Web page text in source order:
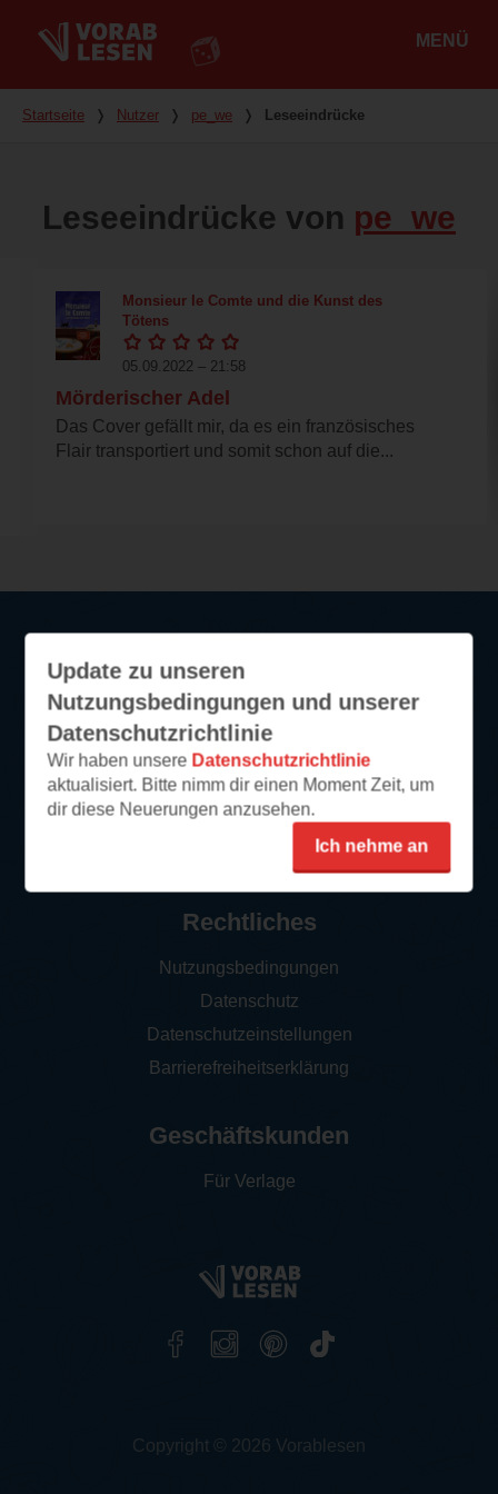
MENÜ
Du bist hier
Startseite ❭ Nutzer ❭ pe_we ❭ Leseeindrücke
Leseeindrücke von pe_we
Monsieur le Comte und die Kunst des
Tötens
05.09.2022 – 21:58
Mörderischer Adel
Das Cover gefällt mir, da es ein französisches
Flair transportiert und somit schon auf die...
Update zu unseren
Nutzungsbedingungen und unserer
Datenschutzrichtlinie
Wir haben unsere Datenschutzrichtlinie
aktualisiert. Bitte nimm dir einen Moment Zeit, um
dir diese Neuerungen anzusehen.
Ich nehme an
Service
So funktioniert‘s
FAQ
Newsletter abonnieren
Kontakt/Support
Rechtliches
Nutzungsbedingungen
Datenschutz
Datenschutzeinstellungen
Barrierefreiheitserklärung
Geschäftskunden
Für Verlage
Copyright © 2026 Vorablesen